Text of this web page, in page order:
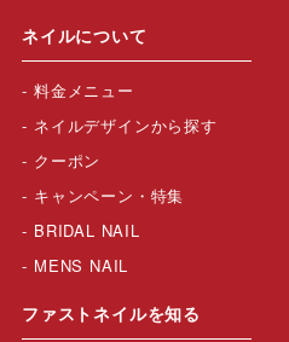
ネイルについて
料金メニュー
ネイルデザインから探す
クーポン
キャンペーン・特集
BRIDAL NAIL
MENS NAIL
ファストネイルを知る